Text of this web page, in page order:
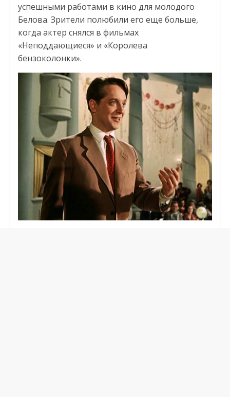
успешными работами в кино для молодого
Белова. Зрители полюбили его еще больше,
когда актер снялся в фильмах
«Неподдающиеся» и «Королева
бензоколонки».